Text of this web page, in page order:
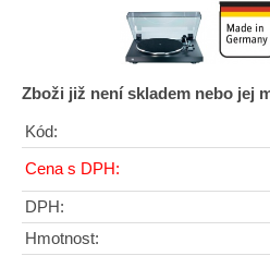
Zboži již není skladem nebo jej
Kód:
Cena s DPH:
DPH:
Hmotnost: